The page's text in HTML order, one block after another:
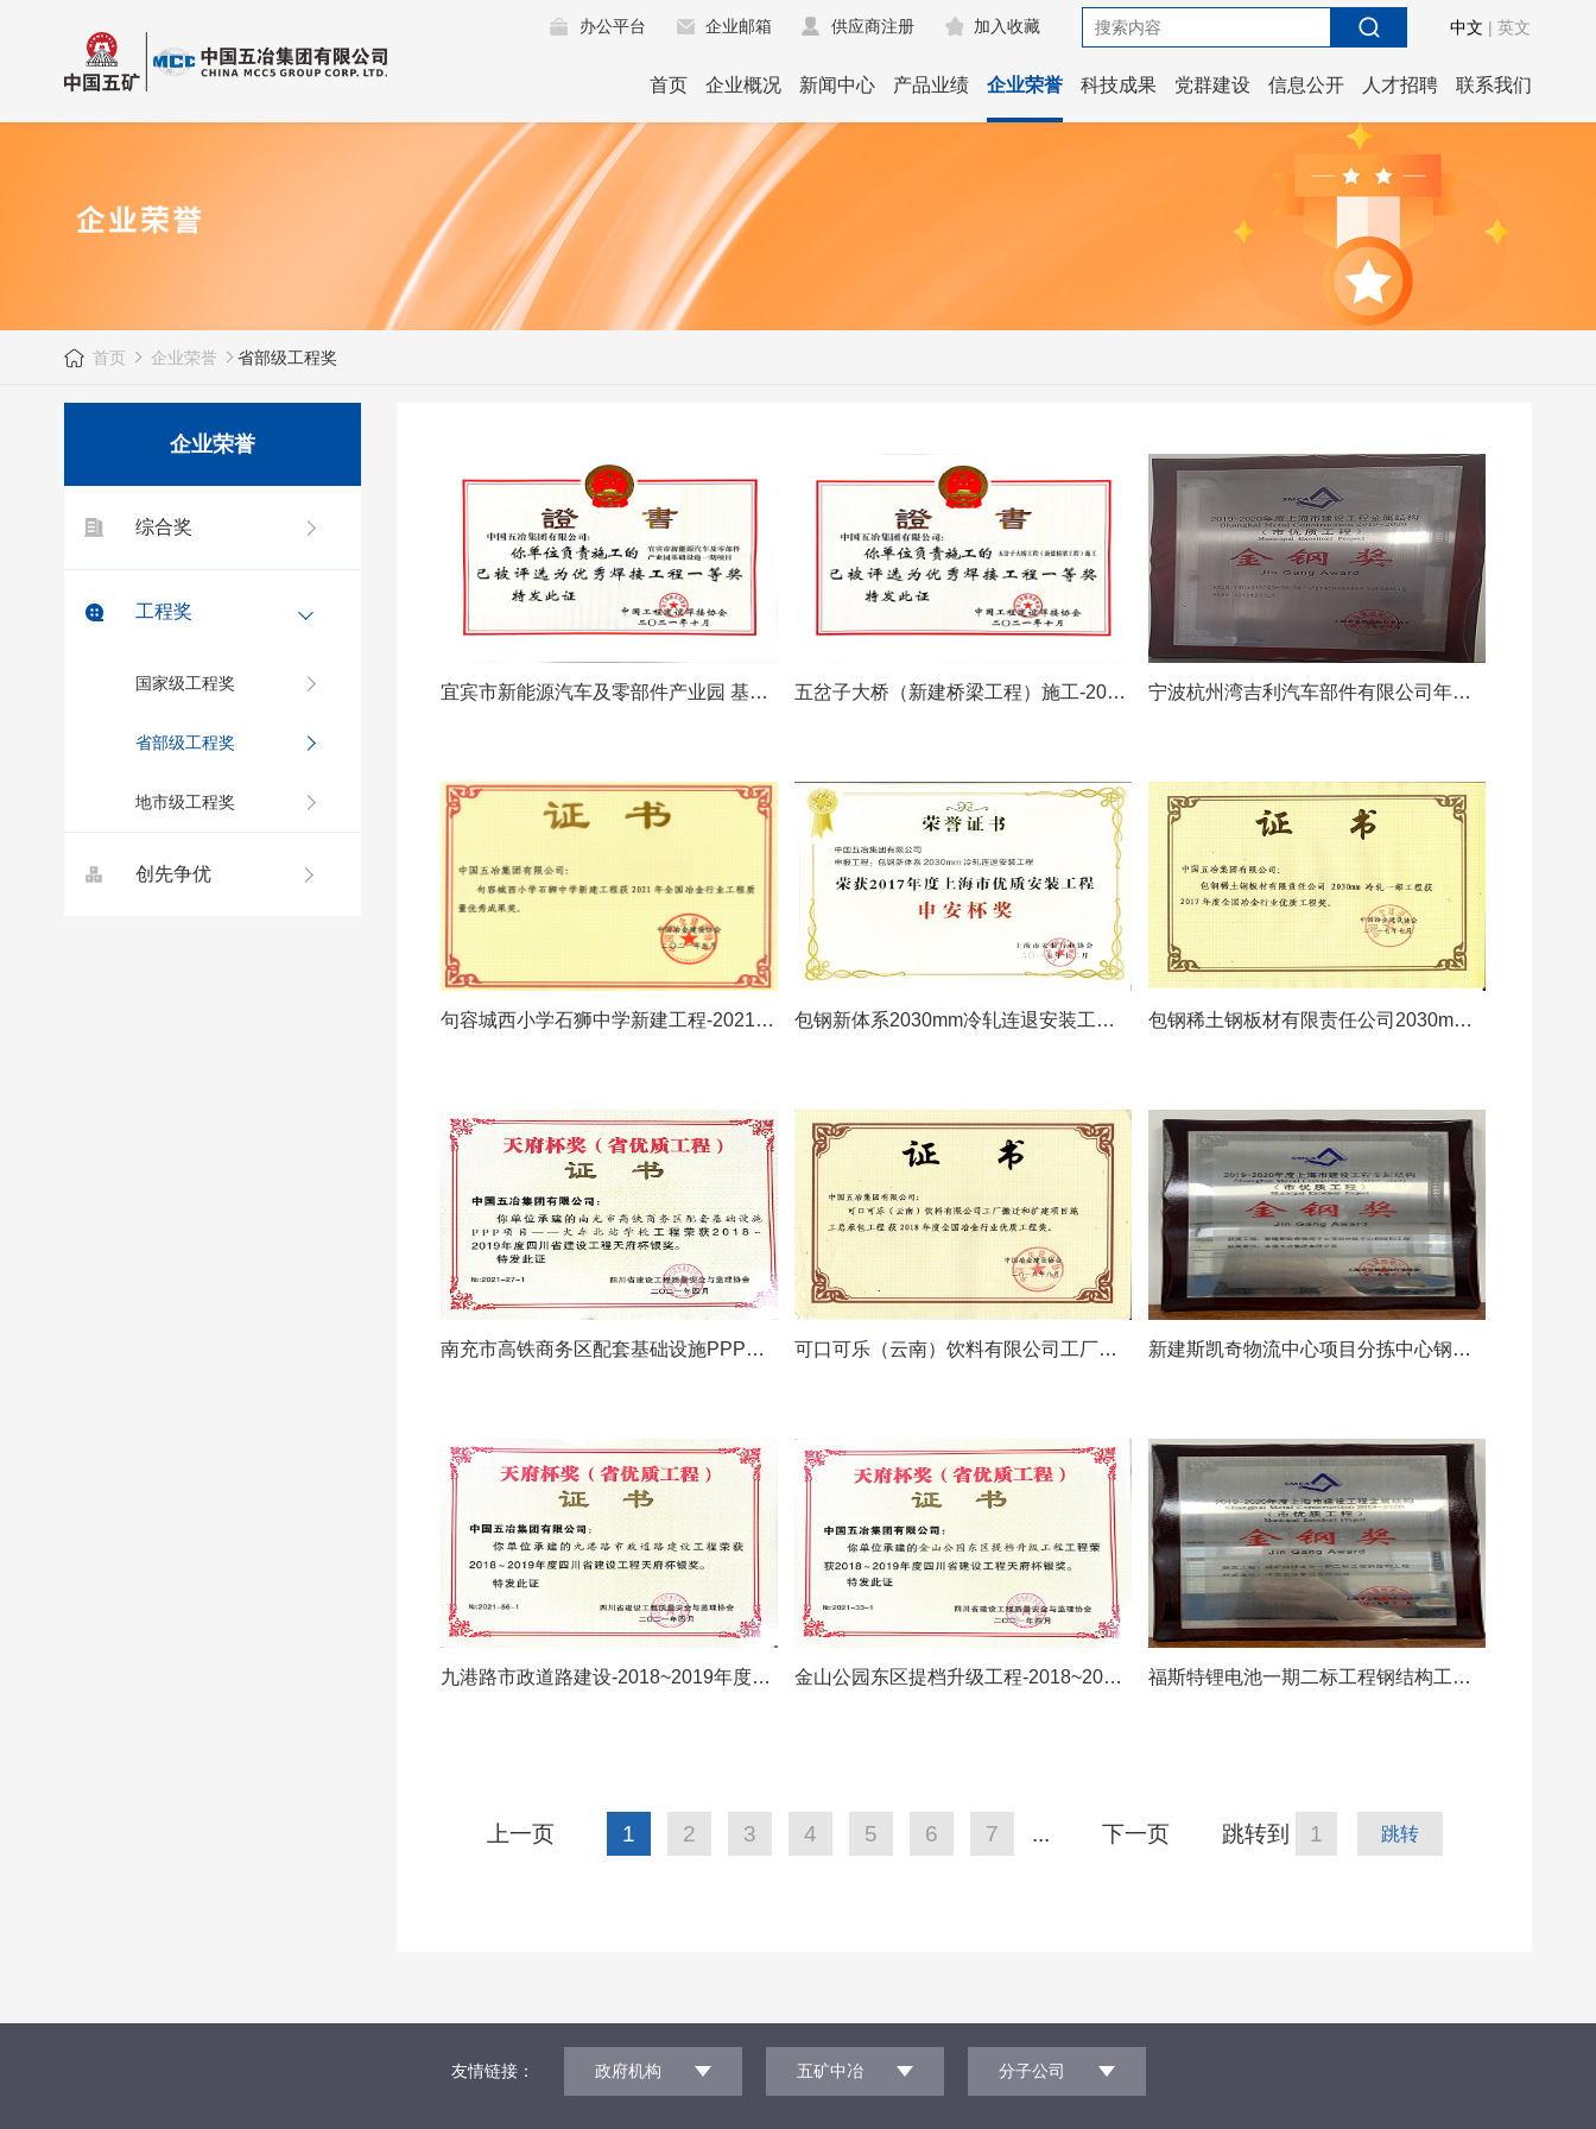
办公平台 企业邮箱 供应商注册 加入收藏 中文 |英文
首页 企业概况 新闻中心 产品业绩 企业荣誉 科技成果 党群建设 信息公开 人才招聘 联系我们
首页 企业荣誉 省部级工程奖
企业荣誉
综合奖
工程奖
国家级工程奖
省部级工程奖
地市级工程奖
创先争优
宜宾市新能源汽车及零部件产业园 基础设施一期项目-2021年度全国优秀焊接工程一等奖 五岔子大桥（新建桥梁工程）施工-2021年度全国优秀焊接工程一等奖 宁波杭州湾吉利汽车部件有限公司年产30万套车身部件项目标准车间钢结构工程——2019－2020年度第二批上海市建设工程金属结构“金钢奖”（市优质工程）
句容城西小学石狮中学新建工程-2021年全国冶金行业工程质量优秀成果奖 包钢新体系2030mm冷轧连退安装工程-2017年度上海市优质安装工程申安杯奖 包钢稀土钢板材有限责任公司2030mm冷轧一部工程-2017年度全国冶金行业优质工程奖
南充市高铁商务区配套基础设施PPP项目火车北站学校-2018~2019年度四川省建设工程天府杯银奖 可口可乐（云南）饮料有限公司工厂搬迁和扩建项目施工总承包安装工程-2018年度全国冶金行业优质工程奖 新建斯凯奇物流中心项目分拣中心钢结构工程-2019-2020年度上海市建设工程金属结构（市优质工程）金钢奖
九港路市政道路建设-2018~2019年度四川省建设工程天府杯银奖 金山公园东区提档升级工程-2018~2019年度四川省建设工程天府杯银奖 福斯特锂电池一期二标工程钢结构工程-2019-2020年度上海市建设工程金属结构（市优质工程）金钢奖
上一页 1 2 3 4 5 6 7 ... 下一页 跳转到 跳转
友情链接： 政府机构 五矿中冶 分子公司